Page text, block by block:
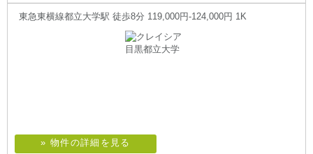
東急東横線都立大学駅 徒歩8分 119,000円-124,000円 1K
» 物件の詳細を見る